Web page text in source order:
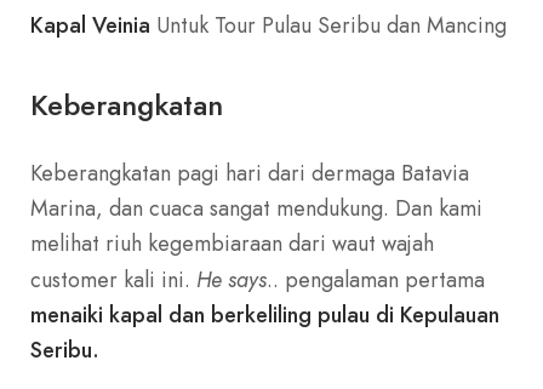
Kapal Veinia Untuk Tour Pulau Seribu dan Mancing
Keberangkatan
Keberangkatan pagi hari dari dermaga Batavia
Marina, dan cuaca sangat mendukung. Dan kami
melihat riuh kegembiaraan dari waut wajah
customer kali ini. He says.. pengalaman pertama
menaiki kapal dan berkeliling pulau di Kepulauan
Seribu.